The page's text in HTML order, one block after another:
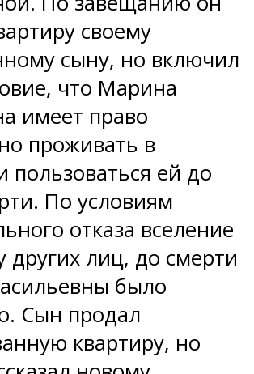
своему
сыну, но включил
что Марина
имеет право
проживать в
пользоваться ей до
По условиям
отказа вселение
других лиц, до смерти
было
Сын продал
квартиру, но